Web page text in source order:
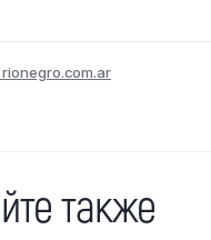
также